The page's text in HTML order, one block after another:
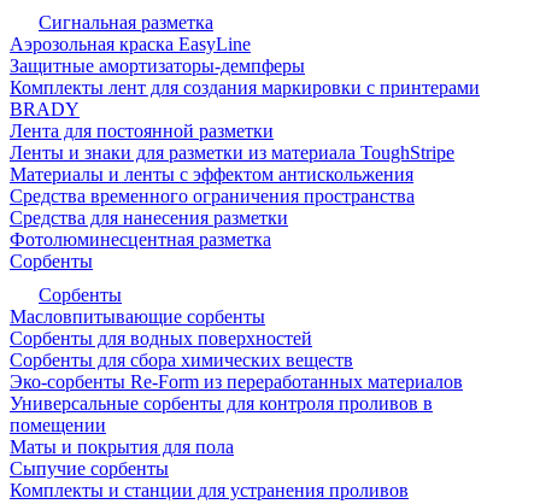
Сигнальная разметка
Аэрозольная краска EasyLine
Защитные амортизаторы-демпферы
Комплекты лент для создания маркировки с принтерами
BRADY
Лента для постоянной разметки
Ленты и знаки для разметки из материала ToughStripe
Материалы и ленты с эффектом антискольжения
Средства временного ограничения пространства
Средства для нанесения разметки
Фотолюминесцентная разметка
Сорбенты
Сорбенты
Масловпитывающие сорбенты
Сорбенты для водных поверхностей
Сорбенты для сбора химических веществ
Эко-сорбенты Re-Form из переработанных материалов
Универсальные сорбенты для контроля проливов в
помещении
Маты и покрытия для пола
Сыпучие сорбенты
Комплекты и станции для устранения проливов